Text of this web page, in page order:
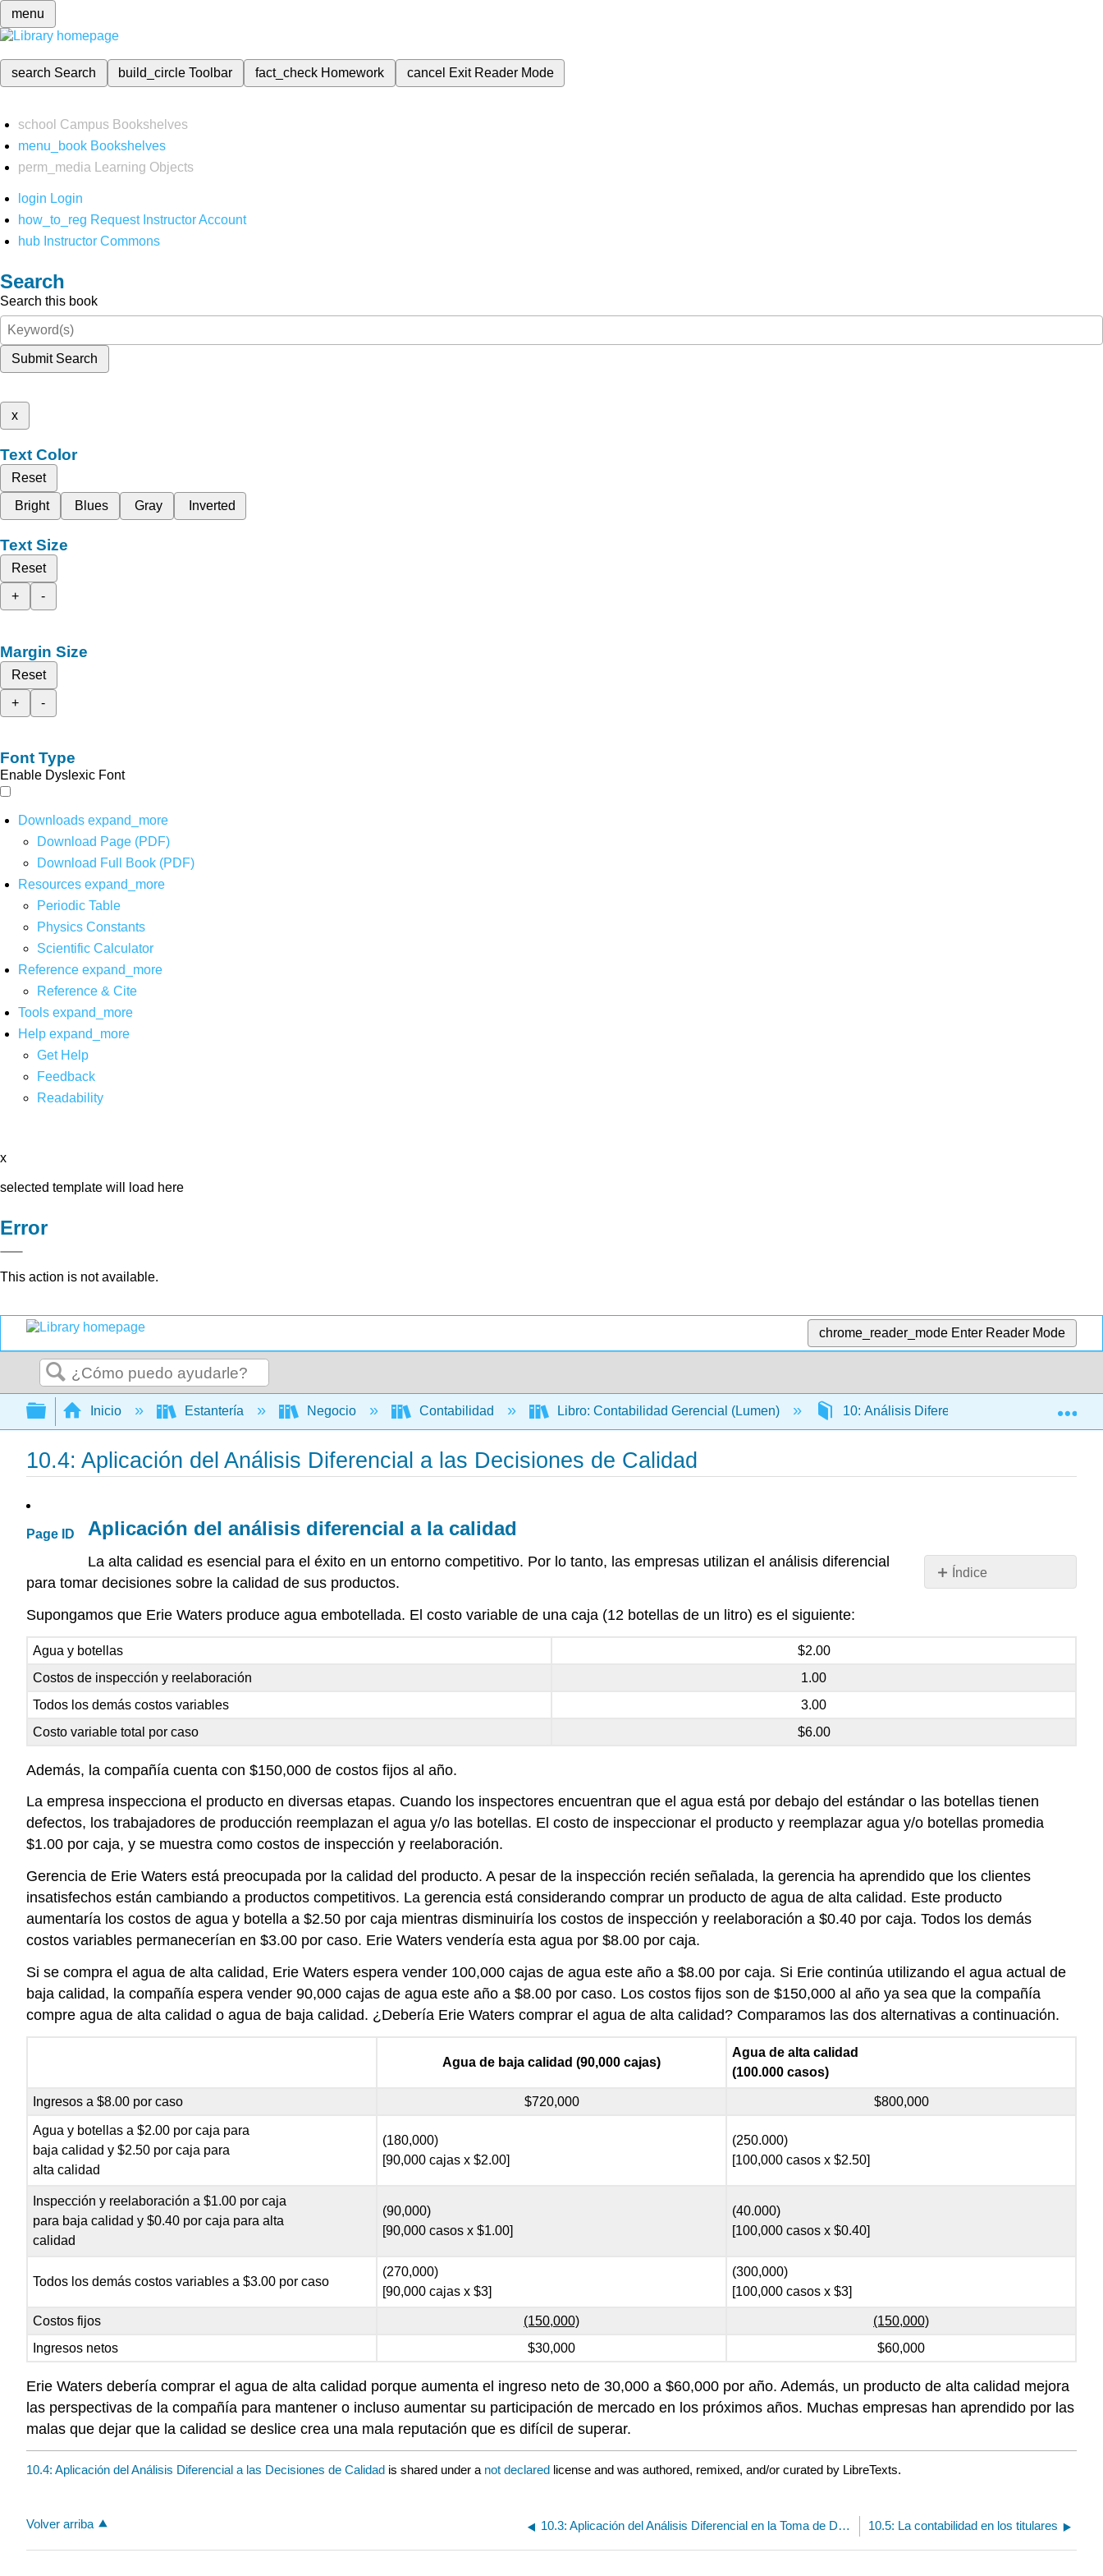
menu
search Search build_circleToolbar fact_check Homework cancel Exit Reader Mode
school Campus Bookshelves
menu_book Bookshelves
perm_media
Learning Objects
login Login
how_to_reg Request Instructor Account
hub Instructor Commons
Search
Search this book
Submit Search
x
Text Color
Reset
Bright
Blues Gray Inverted
Text Size
Reset
+
-
Margin Size
Reset
+
-
Font Type
Enable Dyslexic Font
Downloads expand_more
Download Page (PDF)
Download Full Book (PDF)
Resources expand_more
Periodic Table
Physics Constants
Scientific Calculator
Reference expand_more
Reference & Cite
Tools expand_more
Help expand_more
Get Help
Feedback
Readability
x
selected template will load here
Error
This action is not available.
chrome_reader_mode Enter Reader Mode
Buscar
Expandir/contraer jerarquía global
Inicio Estantería Negocio Contabilidad Libro: Contabilidad Gerencial (Lumen) 10: Análisis Diferencial (o Costos
10.4: Aplicación del Análisis Diferencial a las Decisiones de Calidad
Page ID
Índice
Aplicación del análisis diferencial a la calidad
La alta calidad es esencial para el éxito en un entorno competitivo. Por lo tanto, las empresas utilizan el análisis diferencial
para tomar decisiones sobre la calidad de sus productos.
Supongamos que Erie Waters produce agua embotellada. El costo variable de una caja (12 botellas de un litro) es el siguiente:
Agua y botellas
$2.00
Costos de inspección y reelaboración
1.00
Todos los demás costos variables
3.00
Costo variable total por caso
$6.00
Además, la compañía cuenta con $150,000 de costos fijos al año.
La empresa inspecciona el producto en diversas etapas. Cuando los inspectores encuentran que el agua está por debajo del estándar o las botellas tienen
defectos, los trabajadores de producción reemplazan el agua y/o las botellas. El costo de inspeccionar el producto y reemplazar agua y/o botellas promedia
$1.00 por caja, y se muestra como costos de inspección y reelaboración.
Gerencia de Erie Waters está preocupada por la calidad del producto. A pesar de la inspección recién señalada, la gerencia ha aprendido que los clientes
insatisfechos están cambiando a productos competitivos. La gerencia está considerando comprar un producto de agua de alta calidad. Este producto
aumentaría los costos de agua y botella a $2.50 por caja mientras disminuiría los costos de inspección y reelaboración a $0.40 por caja. Todos los demás
costos variables permanecerían en $3.00 por caso. Erie Waters vendería esta agua por $8.00 por caja.
Si se compra el agua de alta calidad, Erie Waters espera vender 100,000 cajas de agua este año a $8.00 por caja. Si Erie continúa utilizando el agua actual de
baja calidad, la compañía espera vender 90,000 cajas de agua este año a $8.00 por caso. Los costos fijos son de $150,000 al año ya sea que la compañía
compre agua de alta calidad o agua de baja calidad. ¿Debería Erie Waters comprar el agua de alta calidad? Comparamos las dos alternativas a continuación.
Agua de baja calidad (90,000 cajas)
Agua de alta calidad
(100.000 casos)
Ingresos a $8.00 por caso $720,000 $800,000
Agua y botellas a $2.00 por caja para
baja calidad y $2.50 por caja para
alta calidad
(180,000)
[90,000 cajas x $2.00]
(250.000)
[100,000 casos x $2.50]
Inspección y reelaboración a $1.00 por caja
para baja calidad y $0.40 por caja para alta
calidad
(90,000)
[90,000 casos x $1.00]
(40.000)
[100,000 casos x $0.40]
Todos los demás costos variables a $3.00 por caso
(270,000)
[90,000 cajas x $3]
(300,000)
[100,000 casos x $3]
Costos fijos (150,000)
(150,000)
Ingresos netos
$30,000 $60,000
Erie Waters debería comprar el agua de alta calidad porque aumenta el ingreso neto de 30,000 a $60,000 por año. Además, un producto de alta calidad mejora
las perspectivas de la compañía para mantener o incluso aumentar su participación de mercado en los próximos años. Muchas empresas han aprendido por las
malas que dejar que la calidad se deslice crea una mala reputación que es difícil de superar.
10.4: Aplicación del Análisis Diferencial a las Decisiones de Calidad is shared under a not declared license and was authored, remixed, and/or curated by LibreTexts.
Volver arriba 10.3: Aplicación del Análisis Diferencial en la Toma de Decisiones Gerenciales 10.5: La contabilidad en los titulares